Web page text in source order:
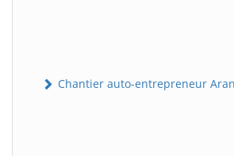
Chantier auto-entrepreneur